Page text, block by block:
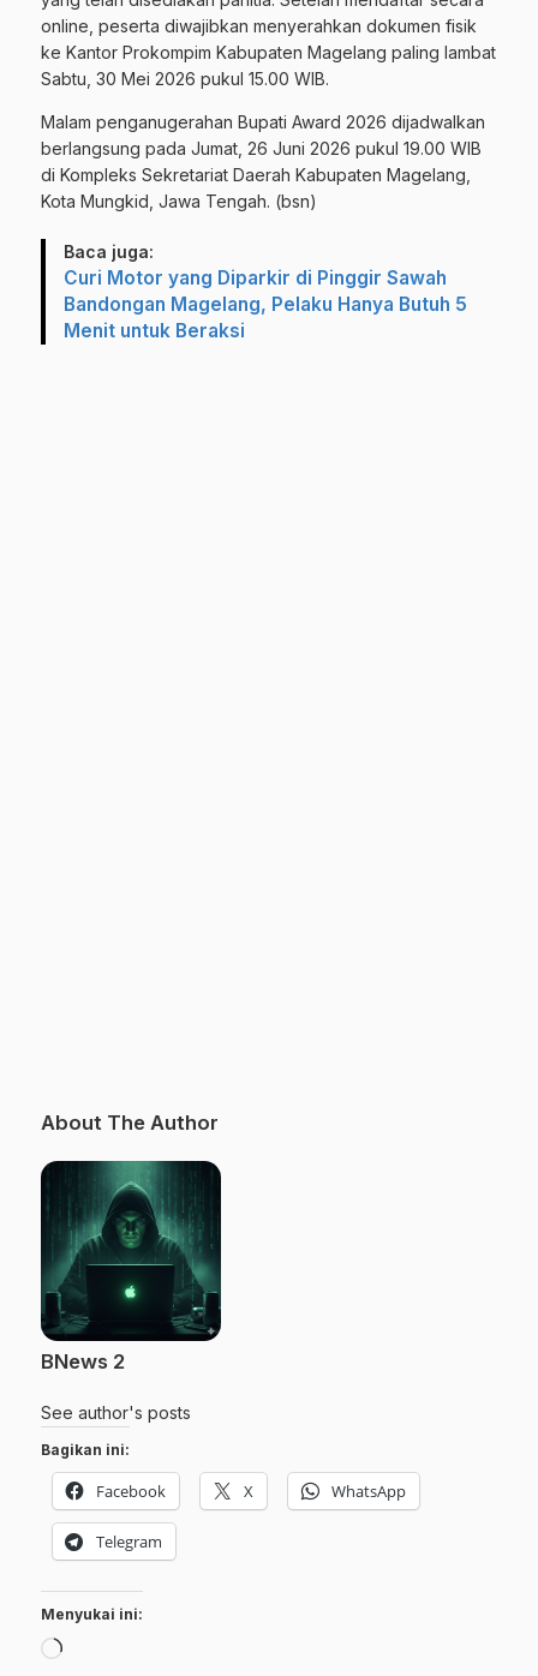
online, peserta diwajibkan menyerahkan dokumen fisik
ke Kantor Prokompim Kabupaten Magelang paling lambat
Sabtu, 30 Mei 2026 pukul 15.00 WIB.
Malam penganugerahan Bupati Award 2026 dijadwalkan
berlangsung pada Jumat, 26 Juni 2026 pukul 19.00 WIB
di Kompleks Sekretariat Daerah Kabupaten Magelang,
Kota Mungkid, Jawa Tengah. (bsn)
Baca juga:
Curi Motor yang Diparkir di Pinggir Sawah
Bandongan Magelang, Pelaku Hanya Butuh 5
Menit untuk Beraksi
About The Author
BNews 2
See author's posts
Bagikan ini:
Facebook X WhatsApp
Telegram
Menyukai ini:
Memuat...